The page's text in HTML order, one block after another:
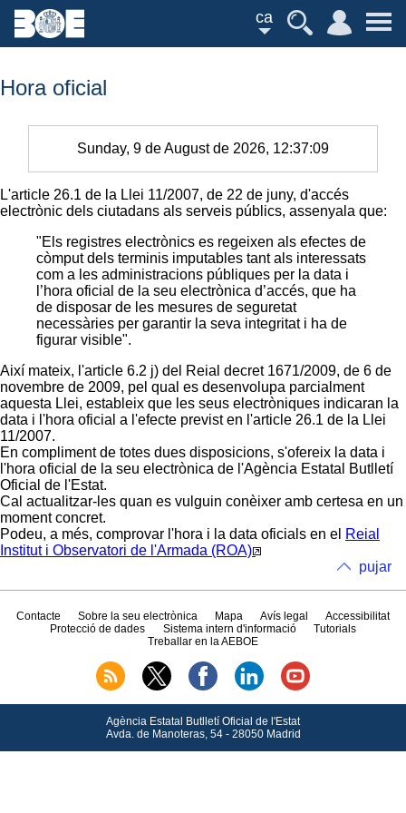
ca
Hora oficial
Sunday, 9 de August de 2026, 12:37:09
L'article 26.1 de la Llei 11/2007, de 22 de juny, d'accés
electrònic dels ciutadans als serveis públics, assenyala que:
"Els registres electrònics es regeixen als efectes de
còmput dels terminis imputables tant als interessats
com a les administracions públiques per la data i
l’hora oficial de la seu electrònica d’accés, que ha
de disposar de les mesures de seguretat
necessàries per garantir la seva integritat i ha de
figurar visible".
Així mateix, l'article 6.2 j) del Reial decret 1671/2009, de 6 de
novembre de 2009, pel qual es desenvolupa parcialment
aquesta Llei, estableix que les seus electròniques indicaran la
data i l'hora oficial a l'efecte previst en l'article 26.1 de la Llei
11/2007.
En compliment de totes dues disposicions, s'ofereix la data i
l'hora oficial de la seu electrònica de l'Agència Estatal Butlletí
Oficial de l'Estat.
Cal actualitzar-les quan es vulguin conèixer amb certesa en un
moment concret.
Podeu, a més, comprovar l'hora i la data oficials en el Reial
Institut i Observatori de l'Armada (ROA)
pujar
Contacte Sobre la seu electrònica Mapa Avís legal
Accessibilitat
Protecció de dades
Sistema intern d'informació
Tutorials
Treballar en la AEBOE
Agència Estatal Butlletí Oficial de l'Estat
Avda. de Manoteras, 54 - 28050 Madrid